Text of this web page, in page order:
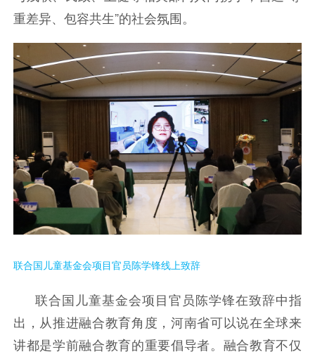
重差异、包容共生”的社会氛围。
联合国儿童基金会项目官员陈学锋线上致辞
联合国儿童基金会项目官员陈学锋在致辞中指
出，从推进融合教育角度，河南省可以说在全球来
讲都是学前融合教育的重要倡导者。融合教育不仅